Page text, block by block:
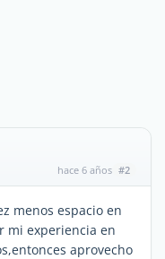
hace 6 años #2
menos espacio en
mi experiencia en
aprovecho